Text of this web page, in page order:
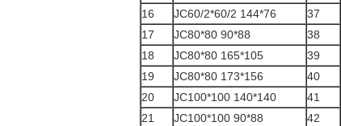
16
JC60/2*60/2 144*76 37
17
JC80*80 90*88 38
18
JC80*80 165*105 39
19
JC80*80 173*156 40
20
JC100*100 140*140 41
21
JC100*100 90*88 42